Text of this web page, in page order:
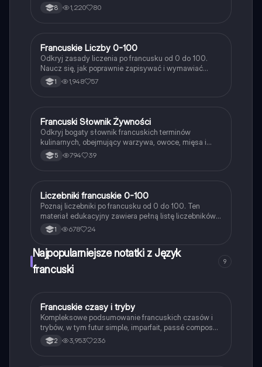
tym jak mówić o dacie urodzin. Idealne dla uczniów
uczących się francuskiego. Typ: podsumowanie.
8 1,220 80
Język francuski
Francuskie Liczby 0-100
Odkryj zasady liczenia po francusku od 0 do 100.
Naucz się, jak poprawnie zapisywać i wymawiać
liczby, w tym wyjątki i zasady dotyczące liczb
złożonych. Idealne dla uczniów uczących się
1 1,948 57
Język francuski
Francuski Słownik Żywności
Odkryj bogaty słownik francuskich terminów
kulinarnych, obejmujący warzywa, owoce, mięsa i
potrawy. Idealne dla uczniów uczących się
francuskiego słownictwa związanego z jedzeniem.
5 794 39
Język francuski
Liczebniki francuskie 0-100
Poznaj liczebniki po francusku od 0 do 100. Ten
materiał edukacyjny zawiera pełną listę liczebników,
ich wymowę oraz przykłady użycia. Idealny dla
uczniów uczących się języka francuskiego. Typ:
1 678 24
Najpopularniejsze notatki z Język
francuski
9
Język francuski
Francuskie czasy i tryby
Kompleksowe podsumowanie francuskich czasów i
trybów, w tym futur simple, imparfait, passé composé
oraz subjunctif. Zawiera przykłady odmiany
czasowników oraz zasady użycia. Idealne dla
2 3,953 236